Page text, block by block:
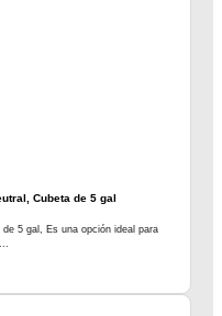
Cubeta de 5 gal
5 gal, Es una opción ideal para